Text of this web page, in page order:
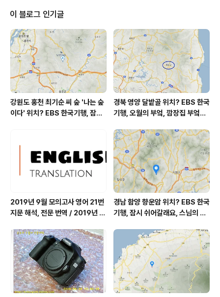
* 눈비 올 확률은 위 이미지에서 시간별 기상 상태 참조
대기상황 공기질은어제초미세먼지 좋음 = 11 ㎍/m
³ 미세먼지는 좋음 = 14 ㎍/m³ 황사는 보통 = 1 ㎍/m
³ 자외선 (오후) = 보통 오늘 초미세먼지 보통 = 25 ㎍/m
³ 미세먼지는 보통 = 45 ㎍..
이 블로그 인기글
강원도 홍천 최기순 씨 숲 '나는 숲
이다' 위치? EBS 한국기행, 잠시
강원도 홍천군 가볼 만한 곳, (구)
까르돈, kbs 인간극장
경북 영양 달밭골 위치? EBS 한국
기행, 오월의 부엌, 깜장집 부엌은
어디? / 경상북도 영양군 가볼 만
한 곳, 영양읍 상원리. KBS 인간극
장 임분노미 할머니
2019년 9월 모의고사 영어 21번
지문 해석, 전문 번역 / 2019년 9
역, 평가원 2019년 고3 9월 영어
영역 외국어영역 전문 해석, Engli
sh to Korean translation
경남 함양 향운암 위치? EBS 한국
기행, 잠시 쉬어갈래요, 스님의 어
상남도 함양군 가볼 만한 곳, 용추
계곡 향운암 명천스님, 덕유산 황
석산 거망산 기백산